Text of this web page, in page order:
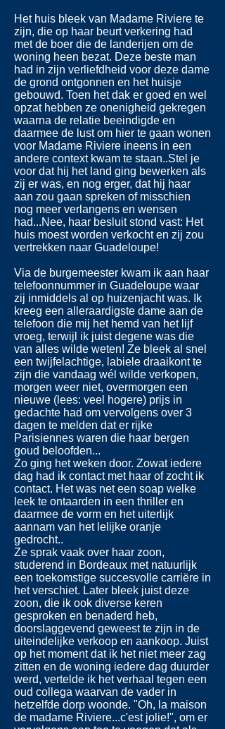
Het huis bleek van Madame Riviere te
zijn, die op haar beurt verkering had
met de boer die de landerijen om de
woning heen bezat. Deze beste man
had in zijn verliefdheid voor deze dame
de grond ontgonnen en het huisje
gebouwd. Toen het dak er goed en wel
opzat hebben ze onenigheid gekregen
waarna de relatie beeindigde en
daarmee de lust om hier te gaan wonen
voor Madame Riviere ineens in een
andere context kwam te staan..Stel je
voor dat hij het land ging bewerken als
zij er was, en nog erger, dat hij haar
aan zou gaan spreken of misschien
nog meer verlangens en wensen
had...Nee, haar besluit stond vast: Het
huis moest worden verkocht en zij zou
vertrekken naar Guadeloupe!
Via de burgemeester kwam ik aan haar
telefoonnummer in Guadeloupe waar
zij inmiddels al op huizenjacht was. Ik
kreeg een alleraardigste dame aan de
telefoon die mij het hemd van het lijf
vroeg, terwijl ik juist degene was die
van alles wilde weten! Ze bleek al snel
een twijfelachtige, labiele draaikont te
zijn die vandaag wél wilde verkopen,
morgen weer niet, overmorgen een
nieuwe (lees: veel hogere) prijs in
gedachte had om vervolgens over 3
dagen te melden dat er rijke
Parisiennes waren die haar bergen
goud beloofden...
Zo ging het weken door. Zowat iedere
dag had ik contact met haar of zocht ik
contact. Het was net een soap welke
leek te ontaarden in een thriller en
daarmee de vorm en het uiterlijk
aannam van het lelijke oranje
gedrocht..
Ze sprak vaak over haar zoon,
studerend in Bordeaux met natuurlijk
een toekomstige succesvolle carriëre in
het verschiet. Later bleek juist deze
zoon, die ik ook diverse keren
gesproken en benaderd heb,
doorslaggevend geweest te zijn in de
uiteindelijke verkoop en aankoop. Juist
op het moment dat ik het niet meer zag
zitten en de woning iedere dag duurder
werd, vertelde ik het verhaal tegen een
oud collega waarvan de vader in
hetzelfde dorp woonde. "Oh, la maison
de madame Riviere...c'est jolie!", om er